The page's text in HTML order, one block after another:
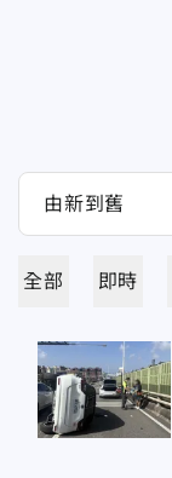
全部 即時